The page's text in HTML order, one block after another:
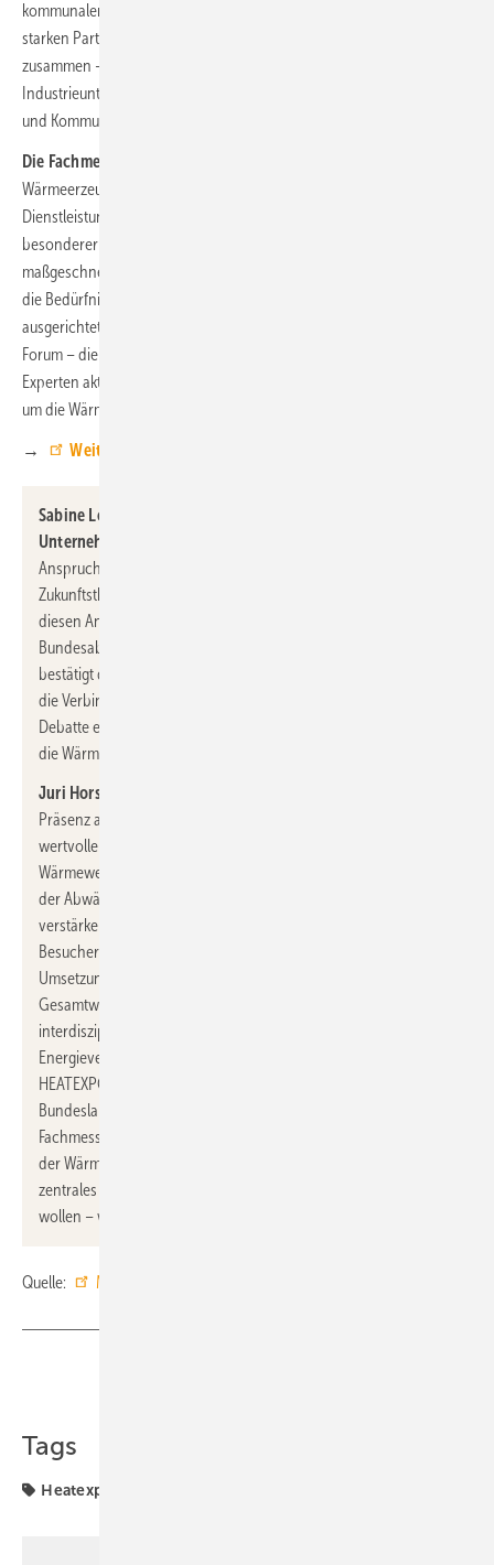
kommunaler Unternehmen (VKU) als ideellem Träger und weiteren
starken Partnern bringt die Messe erneut die entscheidenden Akteure
zusammen – von Stadtwerken, Energieversorgern und
Industrieunternehmen bis hin zu Technologieanbietern, Investoren
und Kommunalvertreterinnen und -vertretern.
Die Fachmesse gliedert sich in vier zentrale Themenbereiche:
Wärmeerzeugung & -versorgung, Infrastruktur & Netze,
Dienstleistungen & Beratung sowie Zukunftstechnologien. Ein
besonderer Fokus liegt auf dem Kommunalen Campus, der erneut mit
maßgeschneiderten Angeboten und Diskussionsformaten speziell auf
die Bedürfnisse von Städten, Gemeinden und Landkreisen
ausgerichtet ist. Ergänzt wird das Angebot durch das HEATEXPO
Forum – die zentrale Bühne der Messe, auf der Expertinnen und
Experten aktuelle Entwicklungen, Praxisbeispiele und Strategien rund
um die Wärmeversorgung der Zukunft präsentieren und diskutieren.
→ Weitere Infos zur HEATEXPO
Sabine Loos, Hauptgeschäftsführerin der Westfalenhallen
Unternehmensgruppe:
Anspruch, relevante Plattformen mit echtem Mehrwert für
Zukunftsthemen zu schaffen – die HEATEXPO erfüllt genau
diesen Anspruch. Dass wir 2025 erstmals die
Bundesabwärmetagung im Rahmen der Messe begrüßen dürfen,
bestätigt die zunehmende Strahlkraft der Veranstaltung. Durch
die Verbindung von Markt, Wissenstransfer und politischer
Debatte entsteht hier ein Netzwerk, das konkrete Lösungen für
die Wärmebranche ermöglicht.“
Juri Horst, Bundesabwärmetagung:
Präsenz auf der HEATEXPO möchten wir dazu beitragen,
wertvolle Synergien für die Themen und Akteure der
Wärmewende zu generieren, um den Fokus auf die Potenziale
der Abwärmenutzung in Deutschland insgesamt zu
verstärken. Mit diesem gemeinsamen Format können die
Besucher praxis- und anwendernah die Potenziale und die
Umsetzung der Abwärmenutzung im Kontext der
Gesamtwärmewende diskutieren und dabei vom
interdisziplinären Austausch mit Politik, Industrie,
Energieversorgern und Kommunen vor Ort profitieren. Die
HEATEXPO in Dortmund, im Herzen Nordrhein-Westfalens, dem
Bundesland mit den größten Abwärmepotenzialen – stellt als
Fachmesse einen der spannendsten Orte dar, um Zukunftsideen
der Wärmewende voranzutreiben. Deshalb ist sie für uns ein
zentrales Event, das wir auch in Zukunft mit Beiträgen begleiten
wollen – wir freuen uns auf die Region und die Akteure!“
Quelle: Messe Dortmund
Tags
Heatexpo